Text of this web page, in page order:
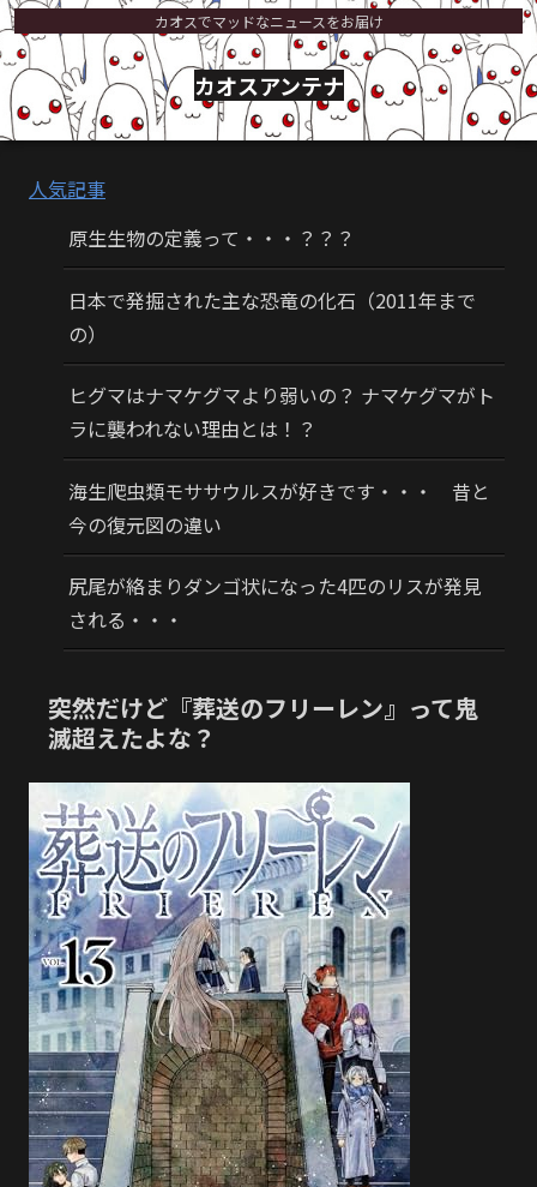
カオスでマッドなニュースをお届け
カオスアンテナ
人気記事
原生生物の定義って・・・？？？
日本で発掘された主な恐竜の化石（2011年まで
の）
ヒグマはナマケグマより弱いの？ ナマケグマがト
ラに襲われない理由とは！？
海生爬虫類モササウルスが好きです・・・ 昔と
今の復元図の違い
尻尾が絡まりダンゴ状になった4匹のリスが発見
される・・・
突然だけど『葬送のフリーレン』って鬼
滅超えたよな？